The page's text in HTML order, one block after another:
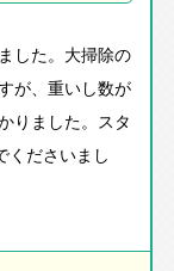
した。大掃除の
が、重いし数が
りました。スタ
くださいまし